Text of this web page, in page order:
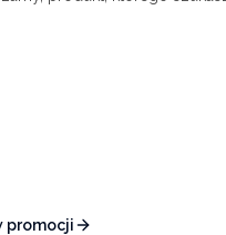
promocji